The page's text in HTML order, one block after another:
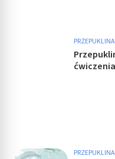
PRZEPUKLINA
PRZEPUKLINA